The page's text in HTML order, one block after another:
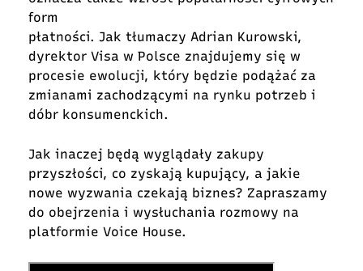
form
płatności. Jak tłumaczy Adrian Kurowski,
dyrektor Visa w Polsce znajdujemy się w
procesie ewolucji, który będzie podążać za
zmianami zachodzącymi na rynku potrzeb i
dóbr konsumenckich.
Jak inaczej będą wyglądały zakupy
przyszłości, co zyskają kupujący, a jakie
nowe wyzwania czekają biznes? Zapraszamy
do obejrzenia i wysłuchania rozmowy na
platformie Voice House.